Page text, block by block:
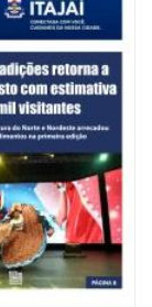
no Sul do Brasil;
no estado